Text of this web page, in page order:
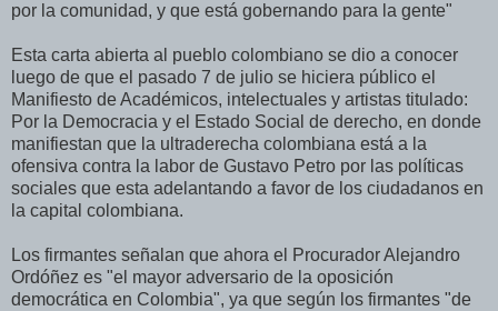
por la comunidad, y que está gobernando para la gente"
Esta carta abierta al pueblo colombiano se dio a conocer
luego de que el pasado 7 de julio se hiciera público el
Manifiesto de Académicos, intelectuales y artistas titulado:
Por la Democracia y el Estado Social de derecho, en donde
manifiestan que la ultraderecha colombiana está a la
ofensiva contra la labor de Gustavo Petro por las políticas
sociales que esta adelantando a favor de los ciudadanos en
la capital colombiana.
Los firmantes señalan que ahora el Procurador Alejandro
Ordóñez es "el mayor adversario de la oposición
democrática en Colombia", ya que según los firmantes "de